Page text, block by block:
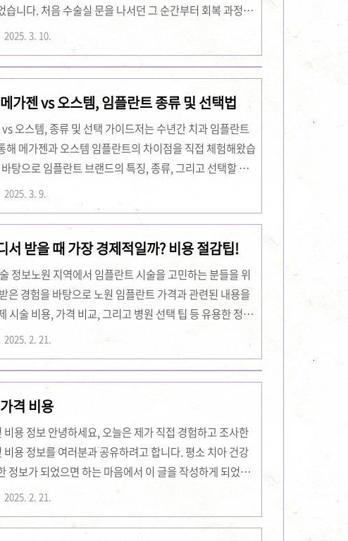
습니다. 처음 수술실 문을 나서던 그 순간부터 회복 과정에
기간 등 여러 문제에 직면했습니다. 이 글에서는 제가 직
합니다. 이 글은 제 개인적인 경험을 바탕으로 한 이야기
아니라, 장기적인 건강 관리와 생활 습관의 ..
2025. 3. 10.
가젠 vs 오스템, 임플란트 종류 및 선택법
오스템, 종류 및 선택 가이드저는 수년간 치과 임플란트
해 메가젠과 오스템 임플란트의 차이점을 직접 체험해왔습
탕으로 임플란트 브랜드의 특징, 종류, 그리고 선택할 때
유하고자 합니다. 임플란트 시술은 단순한 치료 과정을
중요한 결정입니다. 그래서 어느 브랜드를 선택하는가에
하게 되는데, 제가 직접 경험한 내용을 하나씩 풀어보겠습
차이점메가젠과 오스템 임플란트는 각각 독특한 기술력
보이고 있습니다. 저는 두 브랜드의 임플란트를 비교 분석
2025. 3. 9.
서 받을 때 가장 경제적일까? 비용 절감팁!
정보노원 지역에서 임플란트 시술을 고민하는 분들을 위
은 경험을 바탕으로 노원 임플란트 가격과 관련된 내용을
시술 비용, 가격 비교, 그리고 병원 선택 팁 등 유용한 정보
직접 경험한 사례와 각종 데이터를 토대로 솔직하면서도
보신다면 유익할 것입니다.임플란트 치과 선택을 잘하
하는 방법임플란트 치과 선택이 중요한 이유임플란트 시술
결과적으로 장기적인 관리와 지속적인 진료가 필수적입
2025. 2. 21.
격 비용
용 정보 안녕하세요, 오늘은 제가 직접 경험하고 조사한
용 정보를 여러분과 공유하려고 합니다. 평소 치아 건강
정보가 되었으면 하는 마음에서 이 글을 작성하게 되었어
본 정보제가 처음 임플란트에 대해 관심을 가지게 된 계기
계2동 지역의 특징을 중심으로 설명하겠습니다.임플란트
2025. 2. 21.